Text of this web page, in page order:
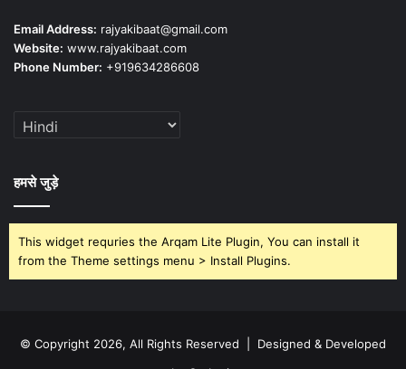
Email Address: rajyakibaat@gmail.com
Website: www.rajyakibaat.com
Phone Number: +919634286608
हमसे जुड़े
This widget requries the Arqam Lite Plugin, You can install it
from the Theme settings menu > Install Plugins.
© Copyright 2026, All Rights Reserved | Designed & Developed